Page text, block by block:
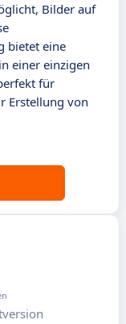
Bilder auf
bietet eine
einer einzigen
für
Erstellung von